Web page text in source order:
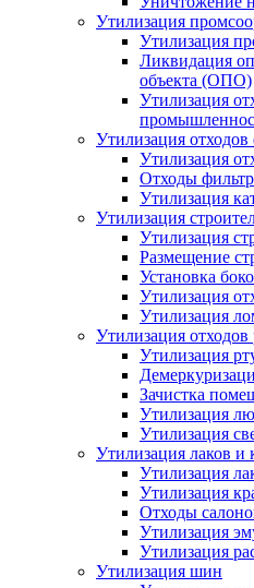
Утилизация
Утилизация
Ликвидация
объекта (ОПО)
Утилизация
Утилизация отходов
Утилизация
Отходы
Утилизация
Утилизация
Утилизация
Размещение
Установка
Утилизация
Утилизация
Утилизация отходов
Утилизация
Зачистка
Утилизация
Утилизация
Утилизация лаков и
Утилизация
Утилизация
Отходы
Утилизация
Утилизация
Утилизация шин